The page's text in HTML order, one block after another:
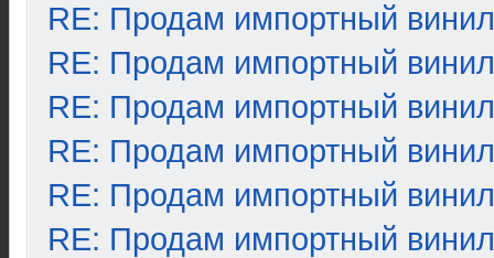
RE: Продам импортный винил
RE: Продам импортный винил
RE: Продам импортный винил
RE: Продам импортный винил
RE: Продам импортный винил
RE: Продам импортный винил